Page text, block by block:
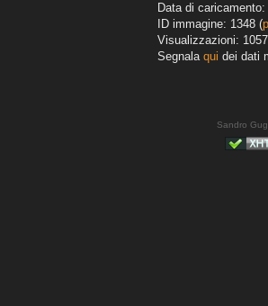
Data di caricamento:
ID immagine: 1348 (
Visualizzazioni: 1057
Segnala qui dei dati
Sandro